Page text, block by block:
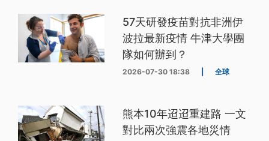
57天研發疫苗對抗非洲伊
波拉最新疫情 牛津大學團
隊如何辦到？
2026-07-30 18:38 全球
熊本10年迢迢重建路 一文
對比兩次強震各地災情